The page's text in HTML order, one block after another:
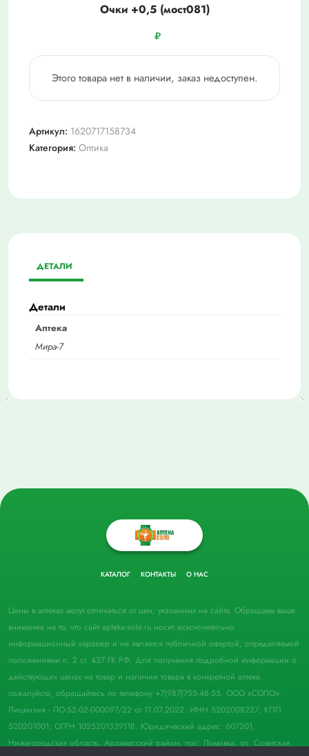
Очки +0,5 (мост081)
₽
Этого товара нет в наличии, заказ недоступен.
Артикул: 1620717158734
Категория: Оптика
ДЕТАЛИ
Детали
Аптека
Мира-7
КАТАЛОГ КОНТАКТЫ О НАС
Цены в аптеках могут отличаться от цен, указанных на сайте. Обращаем ваше
внимание на то, что сайт apteka-solo.ru носит исключительно
информационный характер и не является публичной офертой, определяемой
положениями п. 2 ст. 437 ГК РФ. Для получения подробной информации о
действующих ценах на товар и наличии товара в конкретной аптеке,
пожалуйста, обращайтесь по телефону +7(987)755-48-55. ООО «СОЛО».
Лицензия - ЛО-52-02-000097/22 от 11.07.2022. ИНН 5202008227; КПП
520201001; ОГРН 1025201339118. Юридический адрес: 607201,
Нижегородская область, Арзамасский район, пос. Ломовка, ул. Советская,